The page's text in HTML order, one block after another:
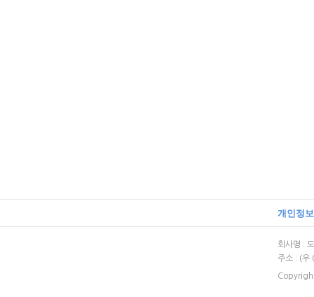
개인정
회사명 :
주소 : (우